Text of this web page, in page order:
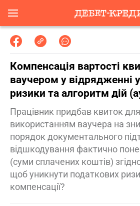
Компенсація вартості
ваучером у відрядженні
ризики та алгоритм дій
Працівник придбав квиток
використанням ваучера на
порядок документального
відшкодування фактично
(суми сплачених коштів)
щоб уникнути податкових
компенсації?